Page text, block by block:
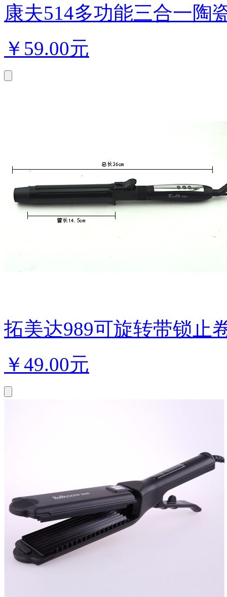
康夫514多功能三合一陶
￥ 59.00元
拓美达989可旋转带锁止
￥49.00元